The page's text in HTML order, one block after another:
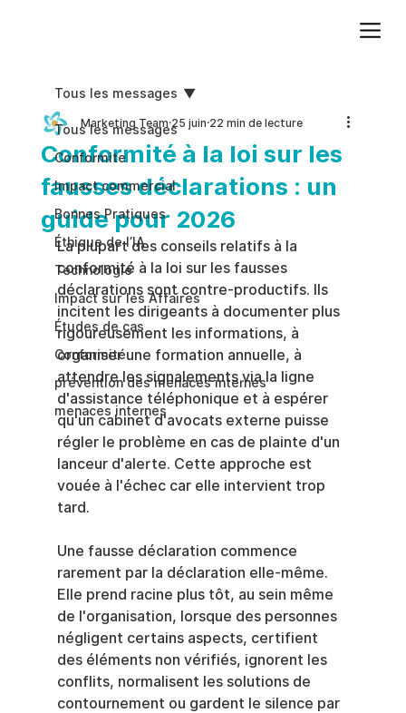
Tous les messages
Conformite
Impact commercial
Bonnes Pratiques
Éthique de l’IA
Technologie
Impact sur les Affaires
Études de cas
Conformité
prévention des menaces internes
menaces internes
Tous les messages
Conformité à la loi sur les
fausses déclarations : un
guide pour 2026
Marketing Team 25 juin 22 min de lecture
La plupart des conseils relatifs à la
conformité à la loi sur les fausses
déclarations sont contre-productifs. Ils
incitent les dirigeants à documenter plus
rigoureusement les informations, à
organiser une formation annuelle, à
attendre les signalements via la ligne
d'assistance téléphonique et à espérer
qu'un cabinet d'avocats externe puisse
régler le problème en cas de plainte d'un
lanceur d'alerte. Cette approche est
vouée à l'échec car elle intervient trop
tard.
Une fausse déclaration commence
rarement par la déclaration elle-même.
Elle prend racine plus tôt, au sein même
de l'organisation, lorsque des personnes
négligent certains aspects, certifient
des éléments non vérifiés, ignorent les
conflits, normalisent les solutions de
contournement ou gardent le silence par